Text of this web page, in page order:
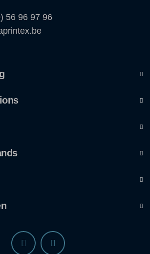
56 96 97 96